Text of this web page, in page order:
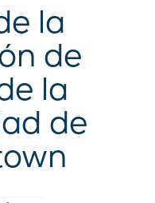
la
de
la
de